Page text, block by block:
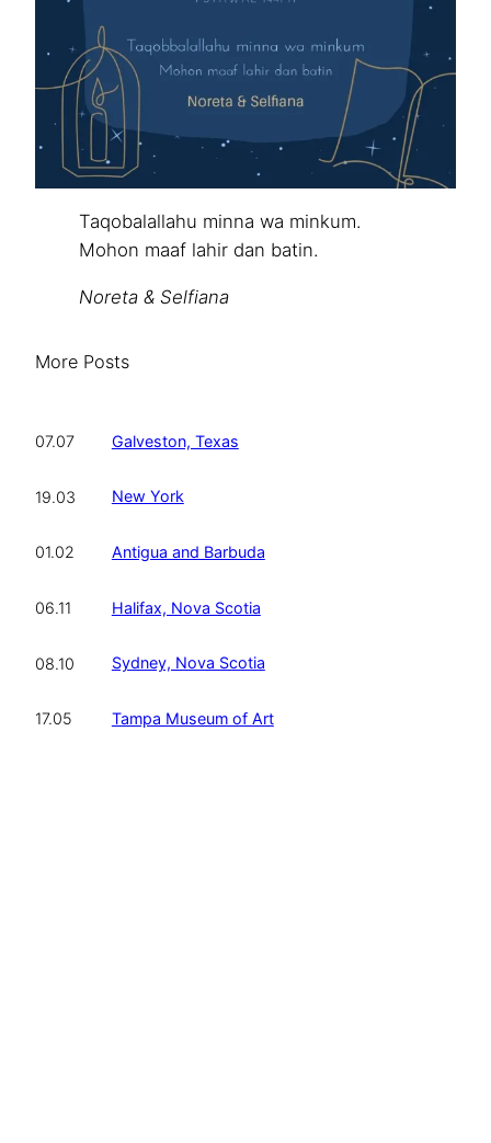
Taqobalallahu minna wa minkum.
Mohon maaf lahir dan batin.
Noreta & Selfiana
More Posts
07.07 Galveston, Texas
19.03 New York
01.02 Antigua and Barbuda
06.11 Halifax, Nova Scotia
08.10 Sydney, Nova Scotia
17.05 Tampa Museum of Art